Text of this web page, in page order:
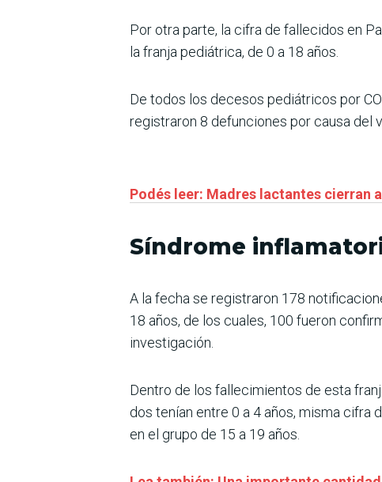
Por otra parte, la cifra de fallecidos en
la franja pediátrica, de 0 a 18 años.
De todos los decesos pediátricos por
registraron 8 defunciones por causa del
Podés leer: Madres lactantes cierran
Síndrome
A la fecha se registraron 178
18 años, de los cuales, 100 fueron
investigación.
Dentro de los fallecimientos de esta
dos tenían entre 0 a 4 años, misma cifra
en el grupo de 15 a 19 años.